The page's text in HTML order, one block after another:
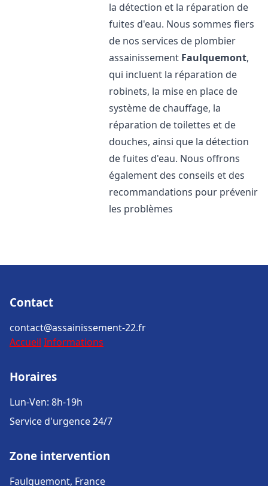
la détection et la réparation de
fuites d'eau. Nous sommes fiers
de nos services de plombier
assainissement Faulquemont,
qui incluent la réparation de
robinets, la mise en place de
système de chauffage, la
réparation de toilettes et de
douches, ainsi que la détection
de fuites d'eau. Nous offrons
également des conseils et des
recommandations pour prévenir
les problèmes
Contact
contact@assainissement-22.fr
Accueil Informations
Horaires
Lun-Ven: 8h-19h
Service d'urgence 24/7
Zone intervention
Faulquemont, France